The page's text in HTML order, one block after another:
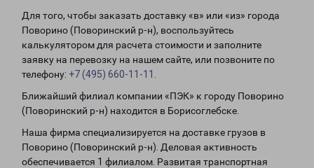
Для того, чтобы заказать доставку «в» или «из» города
Поворино (Поворинский р-н), воспользуйтесь
калькулятором для расчета стоимости и заполните
заявку на перевозку на нашем сайте, или позвоните по
телефону: +7 (495) 660-11-11
Ближайший филиал компании «ПЭК» к городу Поворино
(Поворинский р-н) находится в Борисоглебске.
Наша фирма специализируется на доставке грузов в
Поворино (Поворинский р-н). Деловая активность
обеспечивается 1 филиалом. Развитая транспортная